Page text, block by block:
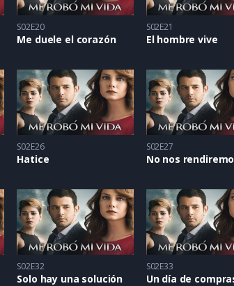
S02E20
Me duele el corazón
S02E21
El hombre vive
S02E26
Hatice
S02E27
No nos
S02E32
Solo hay una solución
S02E33
Un día de